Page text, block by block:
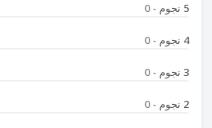
5 نجوم - 0
4 نجوم - 0
3 نجوم - 0
2 نجوم - 0